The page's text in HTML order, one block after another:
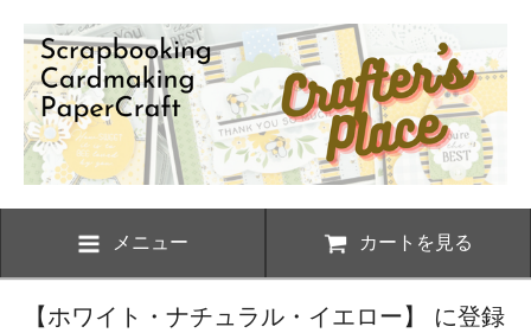
メニュー カートを見る
【ホワイト・ナチュラル・イエロー】 に登録